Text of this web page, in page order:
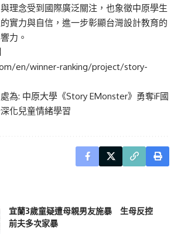
理念受到國際廣泛關注，也象徵中原學生
實力與自信，進一步彰顯台灣設計教育的
力。
en/winner-ranking/project/story-
為: 中原大學《Story EMonster》勇奪iF國
化兒童情緒學習
宜蘭3歲童疑遭母親男友施暴 生母反控
前夫多次家暴